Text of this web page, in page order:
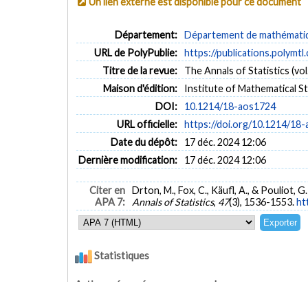
Département: Département de
URL de PolyPublie: https://
Titre de la revue:
The Annals of Statistics
Maison d'édition:
Institute of Mathematical
DOI:
10.1214/18-aos1724
URL officielle: https://doi.org/10.1214/18-
Date du dépôt:
17 déc. 2024 12:06
Dernière modification:
17 déc. 2024 12:06
Citer en
APA 7:
Drton, M., Fox, C., Käufl, A., & Pouliot,
Annals of Statistics, 47(3), 1536-1553.
Statistiques